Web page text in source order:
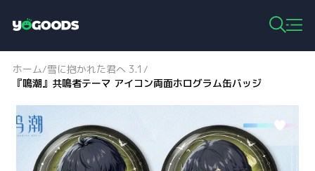
o
g
o
ホーム/雪に抱かれた君へ 3.1 /
『鳴潮』共鳴者テーマ アイコン両面ホログラム缶バッジ